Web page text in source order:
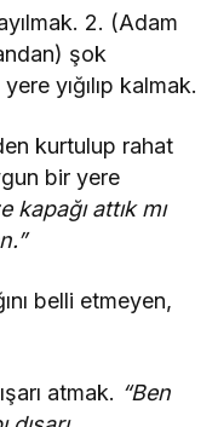
2. (Adam
şok
yığılıp kalmak.
kurtulup rahat
bir yere
kapağı attık mı
belli etmeyen,
atmak. “Ben